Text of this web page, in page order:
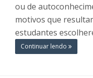
ou de
motivos que
estudantes
Continuar lendo